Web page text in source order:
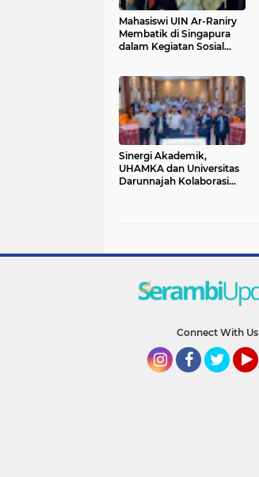
Mahasiswi UIN Ar-Raniry
Membatik di Singapura
dalam Kegiatan Sosial
Sinergi Akademik,
UHAMKA dan Universitas
Darunnajah Kolaborasi
Connect With Us